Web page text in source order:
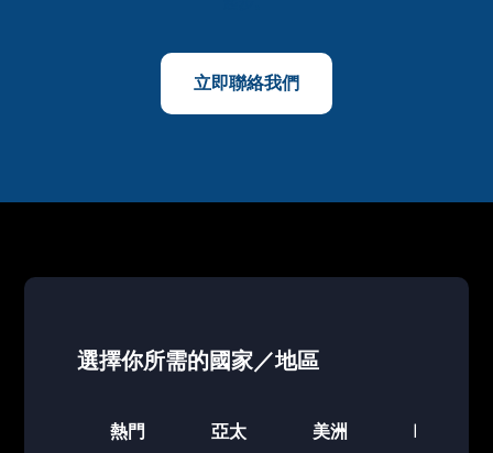
立即聯絡我們
選擇你所需的國家／地區
熱門 亞太 美洲 歐洲